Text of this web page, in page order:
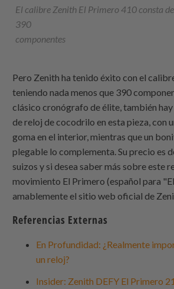
El calibre Zenith El Primero 410 consta
390
componentes
Pero Zenith ha tenido éxito con el
teniendo nada menos que 390
clásico cronógrafo de élite, también
de reloj de cocodrilo en esta pieza, con
goma en el interior, mientras que un
plegable lo complementa. Su precio es
suizos y si desea saber más sobre este
movimiento El Primero (español para
amablemente el sitio web oficial de
Referencias Externas
En Profundidad: ¿Realmente
un reloj?
Insider: Zenith DEFY El Primero